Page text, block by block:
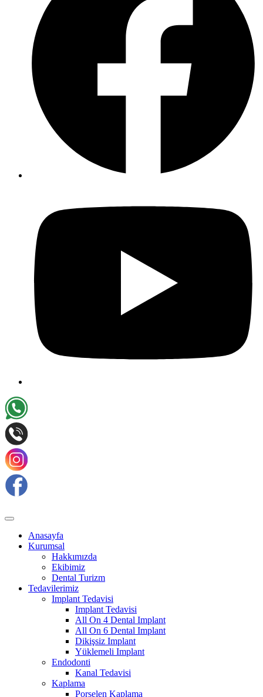
Anasayfa
Kurumsal
Hakkımızda
Ekibimiz
Dental Turizm
Tedavilerimiz
Implant Tedavisi
Implant Tedavisi
All On 4 Dental Implant
All On 6 Dental Implant
Dikişsiz Implant
Yüklemeli Implant
Endodonti
Kanal Tedavisi
Kaplama
Porselen Kaplama